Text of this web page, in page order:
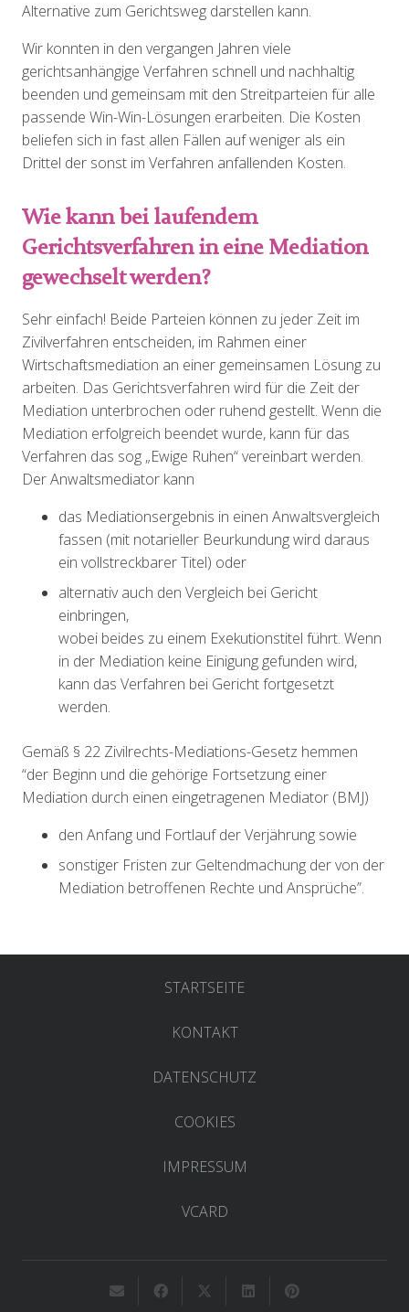
Alternative zum Gerichtsweg darstellen kann.
Wir konnten in den vergangen Jahren viele
gerichtsanhängige Verfahren schnell und nachhaltig
beenden und gemeinsam mit den Streitparteien für alle
passende Win-Win-Lösungen erarbeiten. Die Kosten
beliefen sich in fast allen Fällen auf weniger als ein
Drittel der sonst im Verfahren anfallenden Kosten.
Wie kann bei laufendem
Gerichtsverfahren in eine Mediation
gewechselt werden?
Sehr einfach! Beide Parteien können zu jeder Zeit im
Zivilverfahren entscheiden, im Rahmen einer
Wirtschaftsmediation an einer gemeinsamen Lösung zu
arbeiten. Das Gerichtsverfahren wird für die Zeit der
Mediation unterbrochen oder ruhend gestellt. Wenn die
Mediation erfolgreich beendet wurde, kann für das
Verfahren das sog „Ewige Ruhen“ vereinbart werden.
Der Anwaltsmediator kann
das Mediationsergebnis in einen Anwaltsvergleich
fassen (mit notarieller Beurkundung wird daraus
ein vollstreckbarer Titel) oder
alternativ auch den Vergleich bei Gericht
einbringen,
wobei beides zu einem Exekutionstitel führt. Wenn
in der Mediation keine Einigung gefunden wird,
kann das Verfahren bei Gericht fortgesetzt
werden.
Gemäß § 22 Zivilrechts-Mediations-Gesetz hemmen
“der Beginn und die gehörige Fortsetzung einer
Mediation durch einen eingetragenen Mediator (BMJ)
den Anfang und Fortlauf der Verjährung sowie
sonstiger Fristen zur Geltendmachung der von der
Mediation betroffenen Rechte und Ansprüche”.
STARTSEITE
KONTAKT
DATENSCHUTZ
COOKIES
IMPRESSUM
VCARD